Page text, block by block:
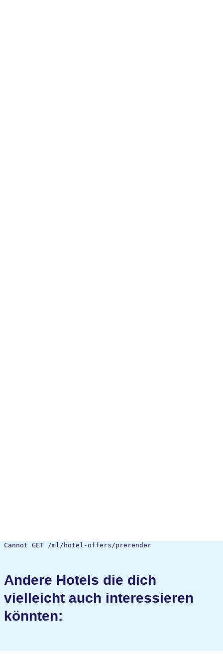
Cannot GET /ml/hotel-offers/prerender
Andere Hotels die dich
vielleicht auch interessieren
könnten: